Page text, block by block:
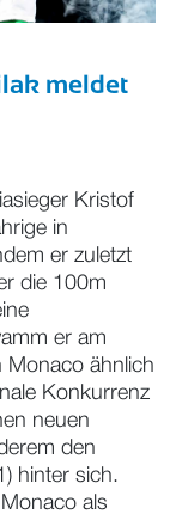
meldet
Kristof
in
er zuletzt
die 100m
er am
Monaco ähnlich
Konkurrenz
neuen
den
hinter sich.
als